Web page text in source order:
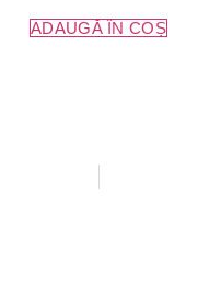
ADAUGĂ ÎN COȘ